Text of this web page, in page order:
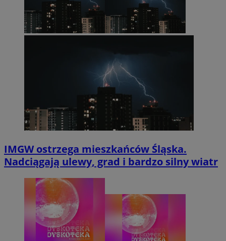
IMGW ostrzega mieszkańców Śląska.
Nadciągają ulewy, grad i bardzo silny wiatr